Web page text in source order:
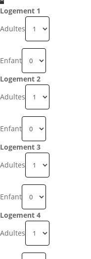
Logement 1
Adultes
Enfant
Logement 2
Adultes
Enfant
Logement 3
Adultes
Enfant
Logement 4
Adultes